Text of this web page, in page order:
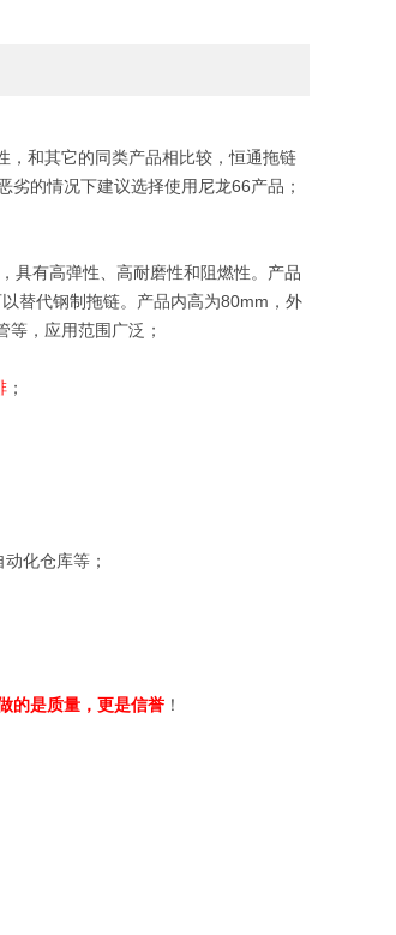
，和其它的同类产品相比较，恒通拖链
的情况下建议选择使用尼龙66产品；
具有高弹性、高耐磨性和阻燃性。产品
替代钢制拖链。产品内高为80mm，外
，应用范围广泛；
；
化仓库等；
的是质量，更是信誉 ！